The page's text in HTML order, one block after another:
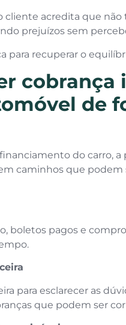
acredita que não
prejuízos sem
para recuperar o
cobrança
de
do carro, a
caminhos que podem
boletos pagos e
para esclarecer as
que podem ser